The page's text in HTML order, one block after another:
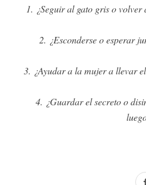
1. ¿Seguir al gato gris o
2. ¿Esconderse o esperar
3. ¿Ayudar a la mujer a llevar
4. ¿Guardar el secreto o